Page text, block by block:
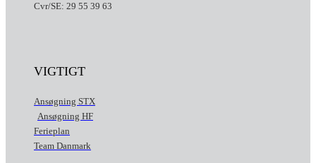
Cvr/SE: 29 55 39 63
VIGTIGT
Ansøgning STX
Ansøgning HF
Ferieplan
Team Danmark